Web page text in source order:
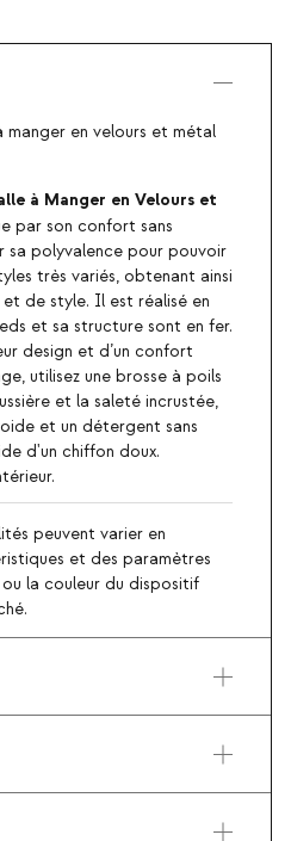
manger en velours et métal
à Manger en Velours et
par son confort sans
sa polyvalence pour pouvoir
très variés, obtenant ainsi
de style. Il est réalisé en
et sa structure sont en fer.
design et d’un confort
utilisez une brosse à poils
et la saleté incrustée,
et un détergent sans
d'un chiffon doux.
peuvent varier en
et des paramètres
la couleur du dispositif